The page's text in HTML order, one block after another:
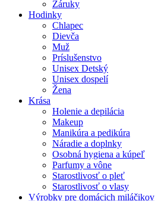
Záruky
Hodinky
Chlapec
Dievča
Muž
Príslušenstvo
Unisex Detský
Unisex dospelí
Žena
Krása
Holenie a depilácia
Makeup
Manikúra a pedikúra
Náradie a doplnky
Osobná hygiena a kúpeľ
Parfumy a vône
Starostlivosť o pleť
Starostlivosť o vlasy
Výrobky pre domácich miláčikov